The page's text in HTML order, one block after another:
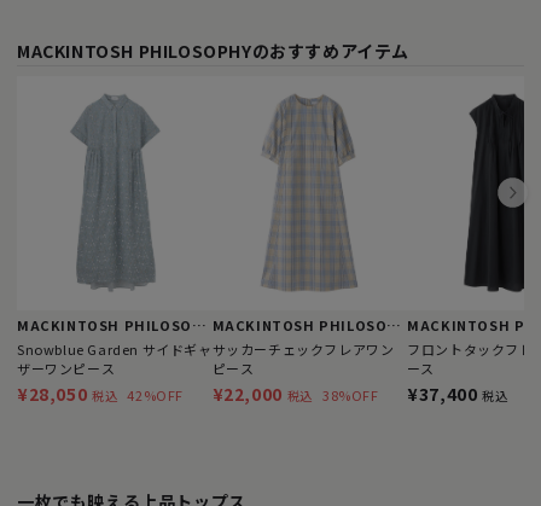
MACKINTOSH PHILOSOPHYのおすすめアイテム
MACKINTOSH PHILOSOPHY
Snowblue Garden サイドギャ
ザーワンピース
¥28,050 税込 42%OFF
MACKINTOSH PHILOSOPHY
サッカーチェックフレアワン
ピース
¥22,000 税込 38%OFF
フロントタックフレ
ース
¥37,400 税込
一枚でも映える上品トップス